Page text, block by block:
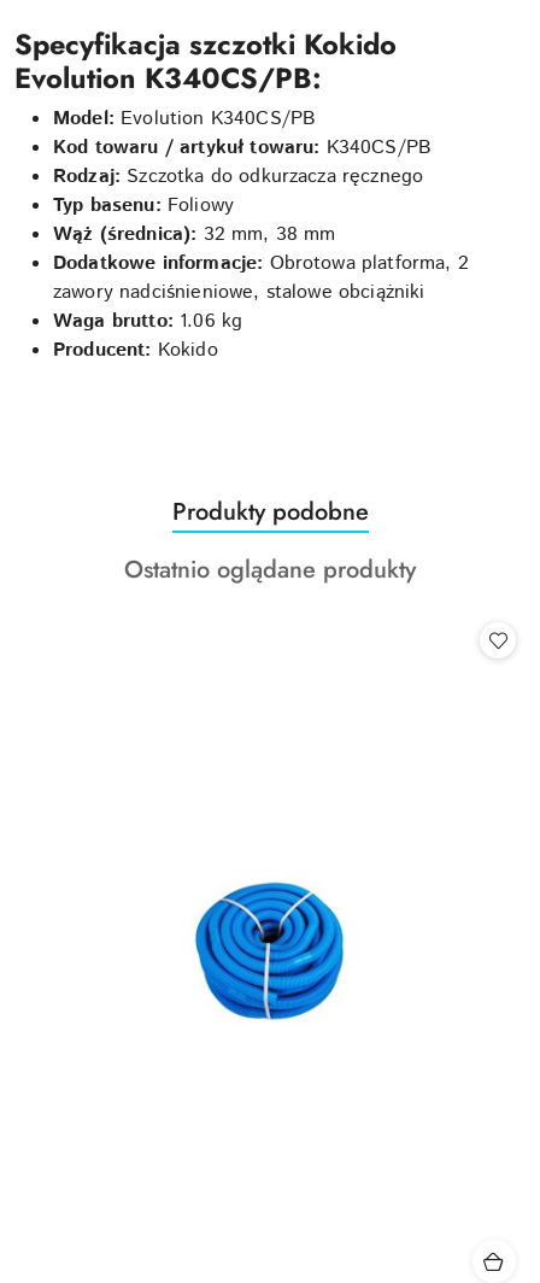
Specyfikacja szczotki Kokido
Evolution K340CS/PB:
Model: Evolution K340CS/PB
Kod towaru / artykuł towaru: K340CS/PB
Rodzaj: Szczotka do odkurzacza ręcznego
Typ basenu: Foliowy
Wąż (średnica): 32 mm, 38 mm
Dodatkowe informacje: Obrotowa platforma, 2
zawory nadciśnieniowe, stalowe obciążniki
Waga brutto: 1.06 kg
Producent: Kokido
Pomiń karuzelę produktów
Produkty
o
statusie:
Produkty podobne
Produkty
Ostatnio oglądane produkty